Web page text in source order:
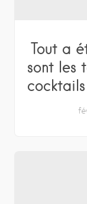
Tout a
sont les